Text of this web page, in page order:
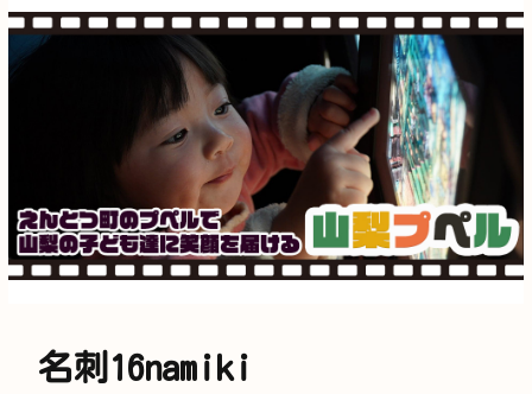
名刺16namiki